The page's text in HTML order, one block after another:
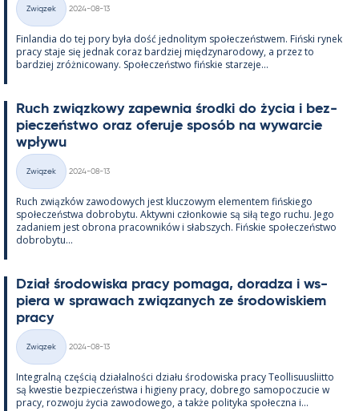
Kategorie
Związek
2024-08-13
Fin­lan­dia do tej pory była dość jed­no­li­tym społeczeństwem. Fiński ry­nek
pracy staje się jed­nak co­raz bardziej między­na­ro­dowy, a przez to
bardziej zróż­nicowany. Społeczeństwo fińs­kie starzeje...
Ruch związ­kowy za­pew­nia środki do życia i bez­
pieczeństwo oraz ofe­ruje sposób na wywarcie
wpływu
Kategorie
Związek
2024-08-13
Ruch związków zawo­dowych jest kluczowym ele­men­tem fińs­kiego
społeczeństwa do­bro­bytu. Ak­tywni człon­kowie są siłą tego ruchu. Jego
za­da­niem jest obrona pracow­ników i słabszych. Fińs­kie społeczeństwo
do­bro­bytu...
Dział śro­dowiska pracy po­maga, do­radza i ws­
piera w sprawach związa­nych ze śro­dowis­kiem
pracy
Kategorie
Związek
2024-08-13
In­te­gralną częścią działal­ności działu śro­dowiska pracy Teol­li­suus­liitto
są kwes­tie bez­pieczeństwa i hi­gieny pracy, dobrego sa­mo­poczucie w
pracy, rozwoju życia zawo­dowego, a także po­li­tyka społeczna i...